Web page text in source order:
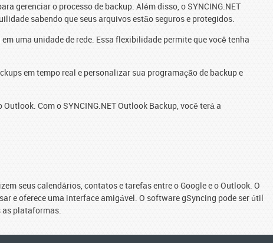
gerenciar o processo de backup. Além disso, o SYNCING.NET
sabendo que seus arquivos estão seguros e protegidos.
uma unidade de rede. Essa flexibilidade permite que você tenha
em tempo real e personalizar sua programação de backup e
Com o SYNCING.NET Outlook Backup, você terá a
seus calendários, contatos e tarefas entre o Google e o Outlook. O
e oferece uma interface amigável. O software gSyncing pode ser útil
plataformas.